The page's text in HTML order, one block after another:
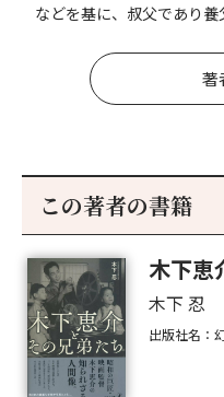
などを基に、叔父であり養
著
この著者の書籍
木下恵
木下 忍
出版社名：